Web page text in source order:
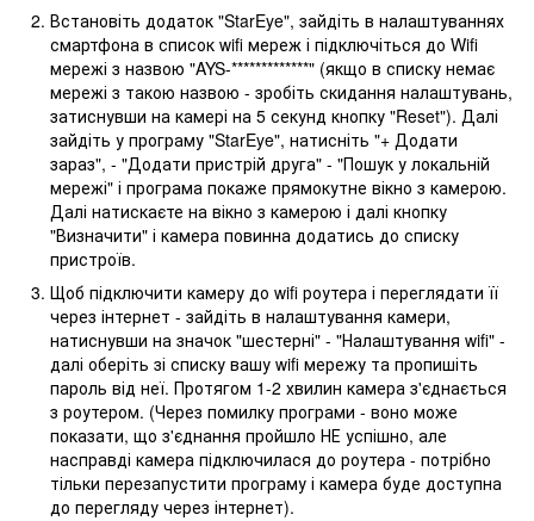
Встановіть додаток "StarEye", зайдіть в налаштуваннях
смартфона в список wifi мереж і підключіться до Wifi
мережі з назвою "AYS-*************" (якщо в списку немає
мережі з такою назвою - зробіть скидання налаштувань,
затиснувши на камері на 5 секунд кнопку "Reset"). Далі
зайдіть у програму "StarEye", натисніть "+ Додати
зараз", - "Додати пристрій друга" - "Пошук у локальній
мережі" і програма покаже прямокутне вікно з камерою.
Далі натискаєте на вікно з камерою і далі кнопку
"Визначити" і камера повинна додатись до списку
пристроїв.
Щоб підключити камеру до wifi роутера і переглядати її
через інтернет - зайдіть в налаштування камери,
натиснувши на значок "шестерні" - "Налаштування wifi" -
далі оберіть зі списку вашу wifi мережу та пропишіть
пароль від неї. Протягом 1-2 хвилин камера з'єднається
з роутером. (Через помилку програми - воно може
показати, що з'єднання пройшло НЕ успішно, але
насправді камера підключилася до роутера - потрібно
тільки перезапустити програму і камера буде доступна
до перегляду через інтернет).